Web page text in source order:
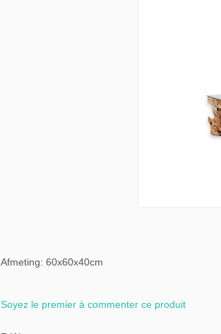
Afmeting: 60x60x40cm
Soyez le premier à commenter ce produit